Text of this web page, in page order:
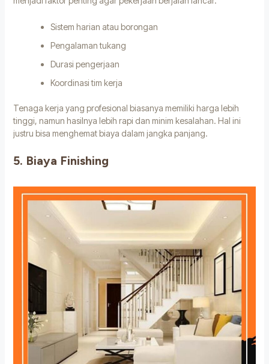
Sistem harian atau borongan
Pengalaman tukang
Durasi pengerjaan
Koordinasi tim kerja
Tenaga kerja yang profesional biasanya memiliki harga lebih
tinggi, namun hasilnya lebih rapi dan minim kesalahan. Hal ini
justru bisa menghemat biaya dalam jangka panjang.
5. Biaya Finishing